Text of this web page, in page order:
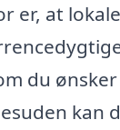
er, at
du
kan